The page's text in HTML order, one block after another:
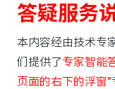
答疑服务
本内容经由技术专
们提供了专家智能
页面的右下的浮窗”